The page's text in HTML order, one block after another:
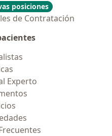
posiciones
de Contratación
Experto